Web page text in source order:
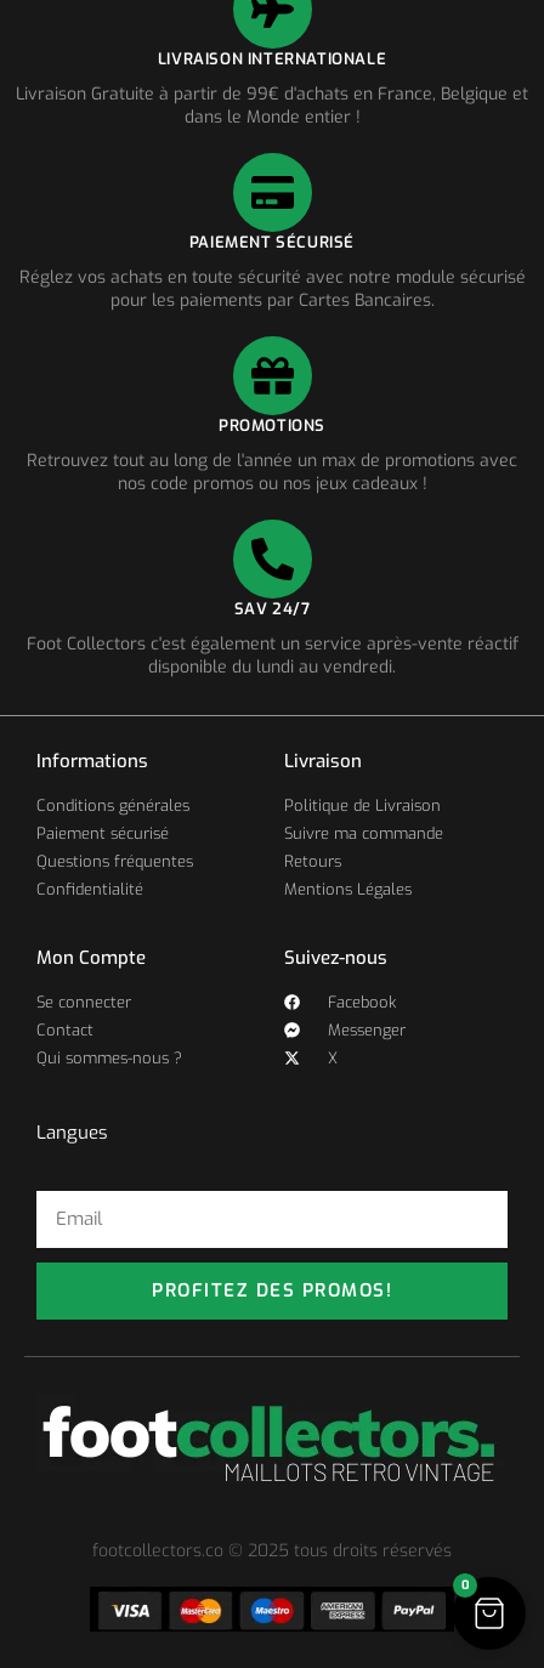
LIVRAISON INTERNATIONALE
Livraison Gratuite à partir de 99€ d'achats en France, Belgique et
dans le Monde entier !
PAIEMENT SÉCURISÉ
Réglez vos achats en toute sécurité avec notre module sécurisé
pour les paiements par Cartes Bancaires.
PROMOTIONS
Retrouvez tout au long de l'année un max de promotions avec
nos code promos ou nos jeux cadeaux !
SAV 24/7
Foot Collectors c'est également un service après-vente réactif
disponible du lundi au vendredi.
Informations
Conditions générales
Paiement sécurisé
Questions fréquentes
Confidentialité
Livraison
Politique de Livraison
Suivre ma commande
Retours
Mentions Légales
Mon Compte
Se connecter
Contact
Qui sommes-nous ?
Suivez-nous
Facebook
Messenger
X
Langues
PROFITEZ DES PROMOS!
footcollectors.co © 2025 tous droits réservés
0